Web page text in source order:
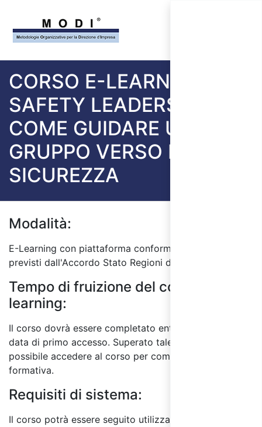
CORSO E-LEARNING
SAFETY LEADERSHIP:
COME GUIDARE UN
GRUPPO VERSO LA
SICUREZZA
Modalità:
E-Learning con piattaforma conforme ai requisiti
previsti dall'Accordo Stato Regioni del 17/4/25.
Tempo di fruizione del corso E-
learning:
Il corso dovrà essere completato entro 60 giorni dalla
data di primo accesso. Superato tale termine, non sarà
possibile accedere al corso per completare l'attività
formativa.
Requisiti di sistema:
Il corso potrà essere seguito utilizzando un PC o